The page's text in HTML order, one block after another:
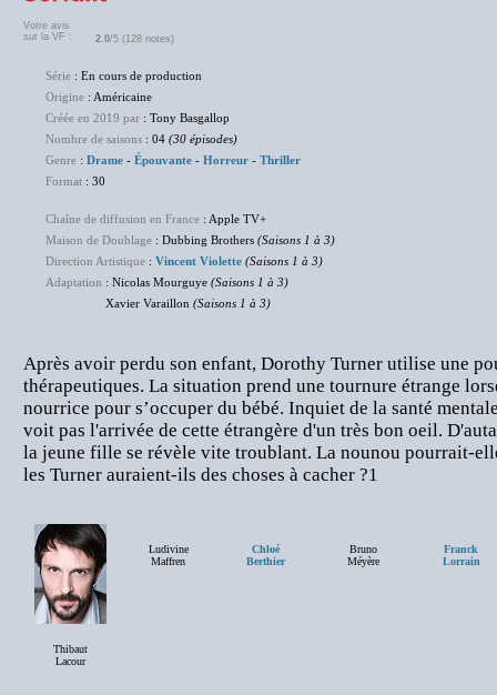
Votre avis
sur la VF :
2.0/5 (128 notes)
Série : En cours de production
Origine : Américaine
Créée en 2019 par : Tony Basgallop
Nombre de saisons : 04 (30 épisodes)
Genre : Drame - Épouvante - Horreur - Thriller
Format : 30
Chaîne de diffusion en France : Apple TV+
Maison de Doublage : Dubbing Brothers (Saisons 1 à 3)
Direction Artistique : Vincent Violette (Saisons 1 à 3)
Adaptation : Nicolas Mourguye (Saisons 1 à 3)
Xavier Varaillon (Saisons 1 à 3)
Après avoir perdu son enfant, Dorothy Turner utilise une
thérapeutiques. La situation prend une tournure étrange
nourrice pour s’occuper du bébé. Inquiet de la santé
voit pas l'arrivée de cette étrangère d'un très bon oeil.
la jeune fille se révèle vite troublant. La nounou pourrait-
les Turner auraient-ils des choses à cacher ?1
Thibaut
Lacour
Ludivine
Maffren
Chloé
Berthier
Bruno
Méyère
Franck
Lorrain